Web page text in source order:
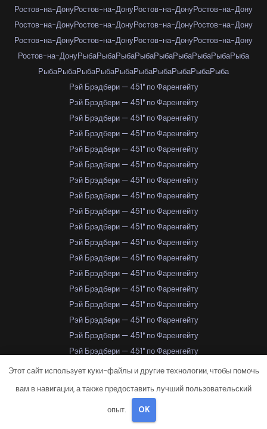
Ростов-на-ДонуРостов-на-ДонуРостов-на-ДонуРостов-на-Дону
Ростов-на-ДонуРостов-на-ДонуРостов-на-ДонуРостов-на-Дону
Ростов-на-ДонуРостов-на-ДонуРостов-на-ДонуРостов-на-Дону
Ростов-на-ДонуРыбаРыбаРыбаРыбаРыбаРыбаРыбаРыбаРыба
РыбаРыбаРыбаРыбаРыбаРыбаРыбаРыбаРыбаРыба
Рэй Брэдбери — 451° по Фаренгейту
Рэй Брэдбери — 451° по Фаренгейту
Рэй Брэдбери — 451° по Фаренгейту
Рэй Брэдбери — 451° по Фаренгейту
Рэй Брэдбери — 451° по Фаренгейту
Рэй Брэдбери — 451° по Фаренгейту
Рэй Брэдбери — 451° по Фаренгейту
Рэй Брэдбери — 451° по Фаренгейту
Рэй Брэдбери — 451° по Фаренгейту
Рэй Брэдбери — 451° по Фаренгейту
Рэй Брэдбери — 451° по Фаренгейту
Рэй Брэдбери — 451° по Фаренгейту
Рэй Брэдбери — 451° по Фаренгейту
Рэй Брэдбери — 451° по Фаренгейту
Рэй Брэдбери — 451° по Фаренгейту
Рэй Брэдбери — 451° по Фаренгейту
Рэй Брэдбери — 451° по Фаренгейту
Рэй Брэдбери — 451° по Фаренгейту
Рэй Брэдбери — 451° по Фаренгейту
Рэй Брэдбери — 451° по Фаренгейту
Рэй Брэдбери — 451° по ФаренгейтуСамара
Этот сайт использует куки-файлы и другие технологии, чтобы помочь
вам в навигации, а также предоставить лучший пользовательский
опыт. OK